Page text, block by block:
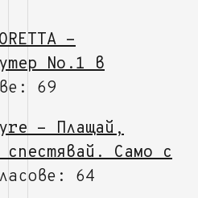
-
No.1 в
69
- Плащай,
спестявай. Само с
64